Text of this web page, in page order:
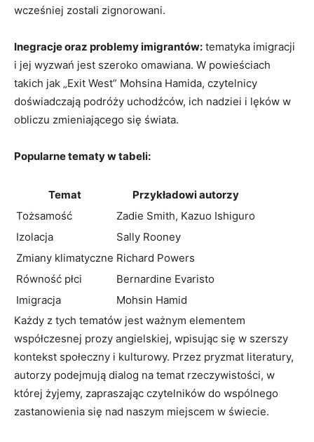
wcześniej zostali zignorowani.
Inegracje oraz problemy imigrantów: tematyka imigracji
i jej wyzwań jest szeroko omawiana. W powieściach
takich jak „Exit West” Mohsina Hamida, czytelnicy
doświadczają podróży uchodźców, ich nadziei i lęków w
obliczu zmieniającego się świata.
Popularne tematy w tabeli:
Temat
Przykładowi autorzy
Tożsamość
Zadie Smith, Kazuo Ishiguro
Izolacja
Sally Rooney
Zmiany klimatyczne Richard Powers
Równość płci
Bernardine Evaristo
Imigracja
Mohsin Hamid
Każdy z tych tematów jest ważnym elementem
współczesnej prozy angielskiej, wpisując się w szerszy
kontekst społeczny i kulturowy. Przez pryzmat literatury,
autorzy podejmują dialog na temat rzeczywistości, w
której żyjemy, zapraszając czytelników do wspólnego
zastanowienia się nad naszym miejscem w świecie.